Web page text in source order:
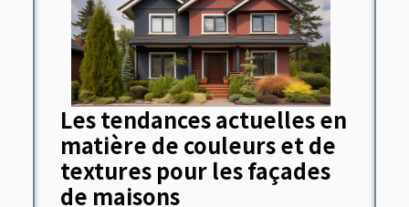
Les tendances actuelles en
matière de couleurs et de
textures pour les façades
de maisons